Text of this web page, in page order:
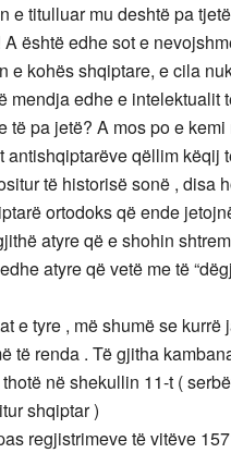
e titulluar mu deshtë pa
është edhe sot e
e kohës shqiptare, e cila
mendja edhe e intelektualit
të pa jetë? A mos po e
antishqiptarëve qëllim
të historisë sonë , disa
ortodoks që ende
atyre që e shohin
atyre që vetë me të
e tyre , më shumë se
të renda . Të gjitha
në shekullin 11-t (
shqiptar )
regjistrimeve të vitëve